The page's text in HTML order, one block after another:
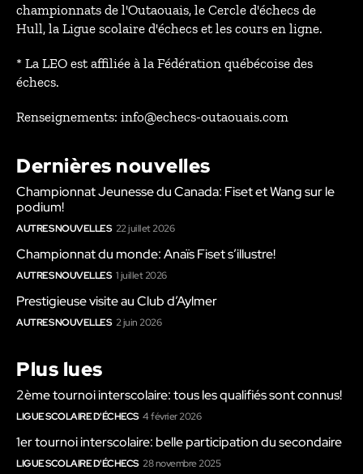
championnats de l'Outaouais, le Cercle d'échecs de
Hull, la Ligue scolaire d'échecs et les cours en ligne.
* La LEO est affiliée à la Fédération québécoise des
échecs.
Renseignements: info@echecs-outaouais.com
Dernières nouvelles
Championnat Jeunesse du Canada: Fiset et Wang sur le
podium!
AUTRES NOUVELLES 22 juillet 2026
Championnat du monde: Anaïs Fiset s’illustre!
AUTRES NOUVELLES 1 juillet 2026
Prestigieuse visite au Club d’Aylmer
AUTRES NOUVELLES 2 juin 2026
Plus lues
2ème tournoi interscolaire: tous les qualifiés sont connus!
LIGUE SCOLAIRE D'ÉCHECS 4 février 2026
1er tournoi interscolaire: belle participation du secondaire
LIGUE SCOLAIRE D'ÉCHECS 28 novembre 2025